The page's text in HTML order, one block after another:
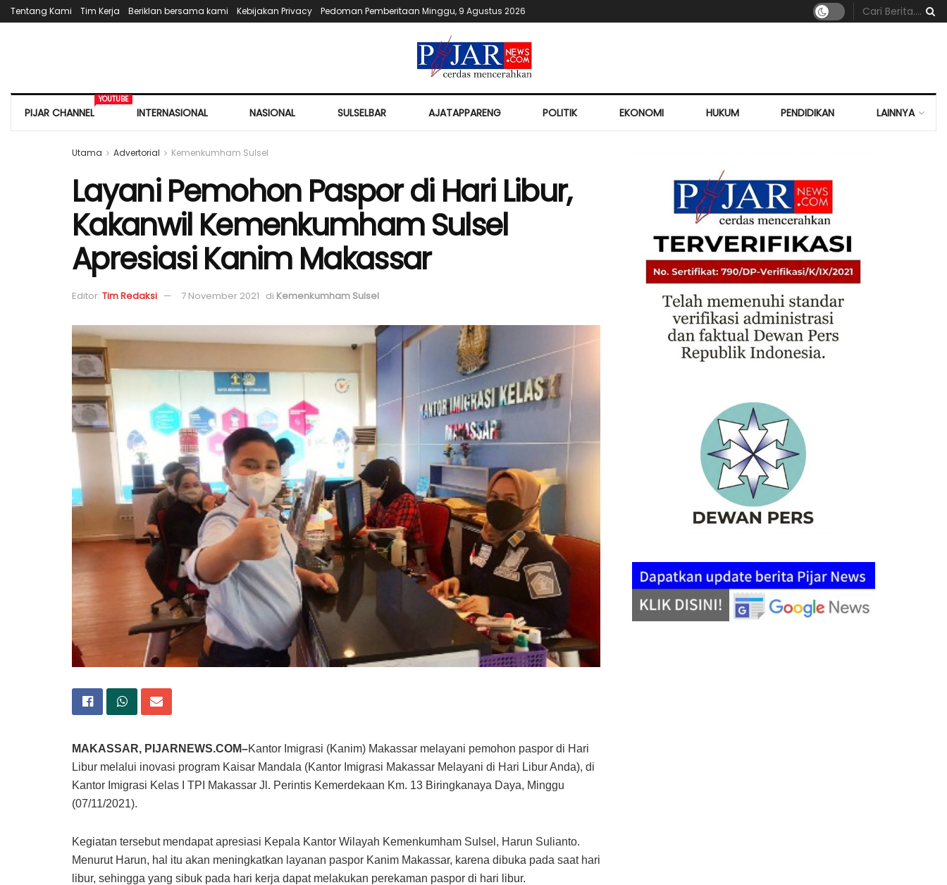
Tentang Kami Tim Kerja Beriklan bersama kami Kebijakan Privacy Pedoman Pemberitaan Minggu, 9 Agustus 2026
PIJAR CHANNEL
YOUTUBE
INTERNASIONAL NASIONAL SULSELBAR AJATAPPARENG POLITIK EKONOMI HUKUM PENDIDIKAN LAINNYA
Utama Advertorial Kemenkumham Sulsel
Layani Pemohon Paspor di Hari Libur,
Kakanwil Kemenkumham Sulsel
Apresiasi Kanim Makassar
Editor: Tim Redaksi 7 November 2021 di Kemenkumham Sulsel
MAKASSAR, PIJARNEWS.COM–Kantor Imigrasi (Kanim) Makassar melayani pemohon paspor di Hari
Libur melalui inovasi program Kaisar Mandala (Kantor Imigrasi Makassar Melayani di Hari Libur Anda), di
Kantor Imigrasi Kelas I TPI Makassar Jl. Perintis Kemerdekaan Km. 13 Biringkanaya Daya, Minggu
(07/11/2021).
Kegiatan tersebut mendapat apresiasi Kepala Kantor Wilayah Kemenkumham Sulsel, Harun Sulianto.
Menurut Harun, hal itu akan meningkatkan layanan paspor Kanim Makassar, karena dibuka pada saat hari
libur, sehingga yang sibuk pada hari kerja dapat melakukan perekaman paspor di hari libur.